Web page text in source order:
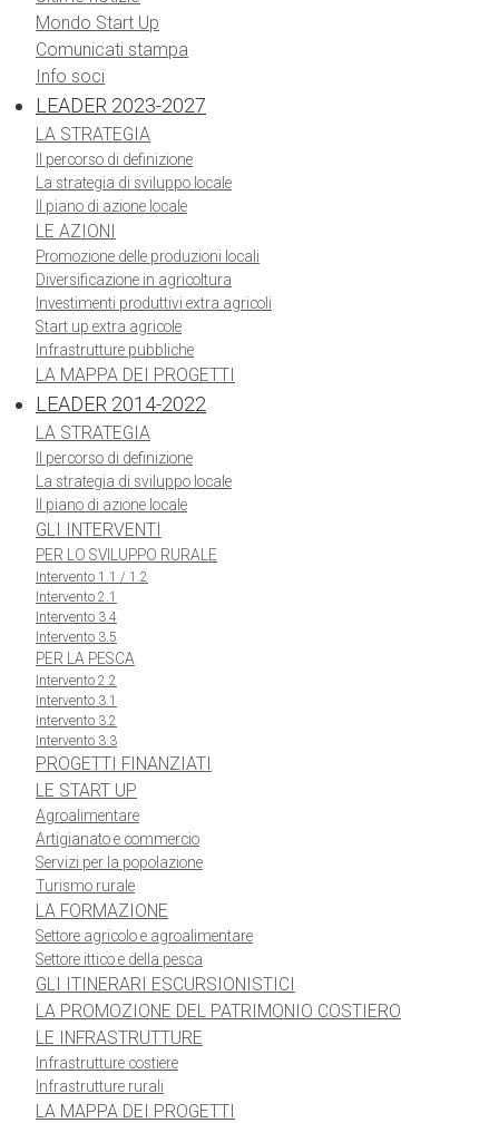
Mondo Start Up
Comunicati stampa
Info soci
LEADER 2023-2027
LA STRATEGIA
Il percorso di definizione
La strategia di sviluppo locale
Il piano di azione locale
LE AZIONI
Promozione delle produzioni locali
Diversificazione in agricoltura
Investimenti produttivi extra agricoli
Start up extra agricole
Infrastrutture pubbliche
LA MAPPA DEI PROGETTI
LEADER 2014-2022
LA STRATEGIA
Il percorso di definizione
La strategia di sviluppo locale
Il piano di azione locale
GLI INTERVENTI
PER LO SVILUPPO RURALE
Intervento 1.1 / 1.2
Intervento 2.1
Intervento 3.4
Intervento 3.5
PER LA PESCA
Intervento 2.2
Intervento 3.1
Intervento 3.2
Intervento 3.3
PROGETTI FINANZIATI
LE START UP
Agroalimentare
Artigianato e commercio
Servizi per la popolazione
Turismo rurale
LA FORMAZIONE
Settore agricolo e agroalimentare
Settore ittico e della pesca
GLI ITINERARI ESCURSIONISTICI
LA PROMOZIONE DEL PATRIMONIO COSTIERO
LE INFRASTRUTTURE
Infrastrutture costiere
Infrastrutture rurali
LA MAPPA DEI PROGETTI